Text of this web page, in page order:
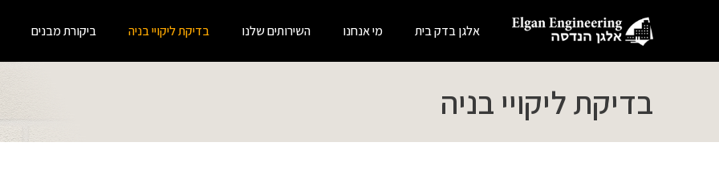
אלגן בדק בית מי אנחנו השירותים שלנו בדיקת ליקויי בניה ביקורת מבנים
בדיקת ליקויי בניה